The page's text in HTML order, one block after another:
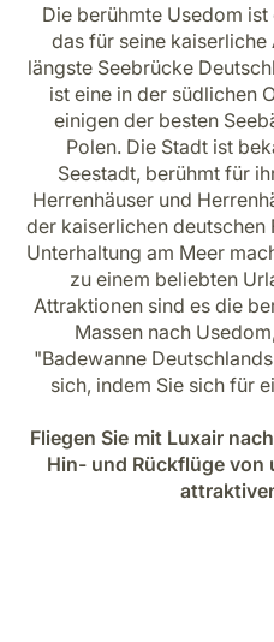
Karriere bei LuxairGroup
Die berühmte Usedom
das für seine
längste Seebrücke
ist eine in der südlichen
einigen der besten
Polen. Die Stadt ist
Seestadt, berühmt für
Herrenhäuser und
der kaiserlichen deutschen
Unterhaltung am Meer
zu einem beliebten
Attraktionen sind es die
Massen nach
"Badewanne
sich, indem Sie sich für
Fliegen Sie mit Luxair
Hin- und Rückflüge von